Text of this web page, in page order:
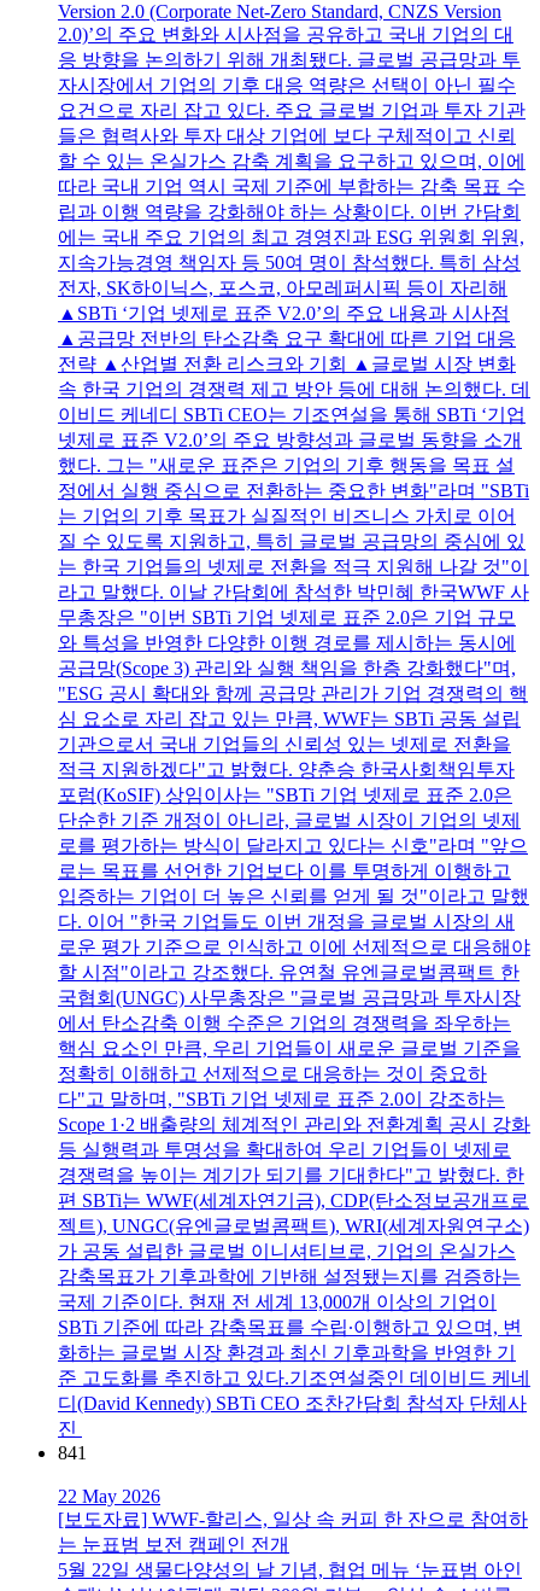
Version 2.0 (Corporate Net-Zero Standard, CNZS Version
2.0)’의 주요 변화와 시사점을 공유하고 국내 기업의 대
응 방향을 논의하기 위해 개최됐다. 글로벌 공급망과 투
자시장에서 기업의 기후 대응 역량은 선택이 아닌 필수
요건으로 자리 잡고 있다. 주요 글로벌 기업과 투자 기관
들은 협력사와 투자 대상 기업에 보다 구체적이고 신뢰
할 수 있는 온실가스 감축 계획을 요구하고 있으며, 이에
따라 국내 기업 역시 국제 기준에 부합하는 감축 목표 수
립과 이행 역량을 강화해야 하는 상황이다. 이번 간담회
에는 국내 주요 기업의 최고 경영진과 ESG 위원회 위원,
지속가능경영 책임자 등 50여 명이 참석했다. 특히 삼성
전자, SK하이닉스, 포스코, 아모레퍼시픽 등이 자리해
▲SBTi ‘기업 넷제로 표준 V2.0’의 주요 내용과 시사점
▲공급망 전반의 탄소감축 요구 확대에 따른 기업 대응
전략 ▲산업별 전환 리스크와 기회 ▲글로벌 시장 변화
속 한국 기업의 경쟁력 제고 방안 등에 대해 논의했다. 데
이비드 케네디 SBTi CEO는 기조연설을 통해 SBTi ‘기업
넷제로 표준 V2.0’의 주요 방향성과 글로벌 동향을 소개
했다. 그는 "새로운 표준은 기업의 기후 행동을 목표 설
정에서 실행 중심으로 전환하는 중요한 변화"라며 "SBTi
는 기업의 기후 목표가 실질적인 비즈니스 가치로 이어
질 수 있도록 지원하고, 특히 글로벌 공급망의 중심에 있
는 한국 기업들의 넷제로 전환을 적극 지원해 나갈 것"이
라고 말했다. 이날 간담회에 참석한 박민혜 한국WWF 사
무총장은 "이번 SBTi 기업 넷제로 표준 2.0은 기업 규모
와 특성을 반영한 다양한 이행 경로를 제시하는 동시에
공급망(Scope 3) 관리와 실행 책임을 한층 강화했다"며,
"ESG 공시 확대와 함께 공급망 관리가 기업 경쟁력의 핵
심 요소로 자리 잡고 있는 만큼, WWF는 SBTi 공동 설립
기관으로서 국내 기업들의 신뢰성 있는 넷제로 전환을
적극 지원하겠다"고 밝혔다. 양춘승 한국사회책임투자
포럼(KoSIF) 상임이사는 "SBTi 기업 넷제로 표준 2.0은
단순한 기준 개정이 아니라, 글로벌 시장이 기업의 넷제
로를 평가하는 방식이 달라지고 있다는 신호"라며 "앞으
로는 목표를 선언한 기업보다 이를 투명하게 이행하고
입증하는 기업이 더 높은 신뢰를 얻게 될 것"이라고 말했
다. 이어 "한국 기업들도 이번 개정을 글로벌 시장의 새
로운 평가 기준으로 인식하고 이에 선제적으로 대응해야
할 시점"이라고 강조했다. 유연철 유엔글로벌콤팩트 한
국협회(UNGC) 사무총장은 "글로벌 공급망과 투자시장
에서 탄소감축 이행 수준은 기업의 경쟁력을 좌우하는
핵심 요소인 만큼, 우리 기업들이 새로운 글로벌 기준을
정확히 이해하고 선제적으로 대응하는 것이 중요하
다"고 말하며, "SBTi 기업 넷제로 표준 2.0이 강조하는
Scope 1·2 배출량의 체계적인 관리와 전환계획 공시 강화
등 실행력과 투명성을 확대하여 우리 기업들이 넷제로
경쟁력을 높이는 계기가 되기를 기대한다"고 밝혔다. 한
편 SBTi는 WWF(세계자연기금), CDP(탄소정보공개프로
젝트), UNGC(유엔글로벌콤팩트), WRI(세계자원연구소)
가 공동 설립한 글로벌 이니셔티브로, 기업의 온실가스
감축목표가 기후과학에 기반해 설정됐는지를 검증하는
국제 기준이다. 현재 전 세계 13,000개 이상의 기업이
SBTi 기준에 따라 감축목표를 수립∙이행하고 있으며, 변
화하는 글로벌 시장 환경과 최신 기후과학을 반영한 기
준 고도화를 추진하고 있다.기조연설중인 데이비드 케네
디(David Kennedy) SBTi CEO 조찬간담회 참석자 단체사
진
841
22 May 2026
[보도자료] WWF-할리스, 일상 속 커피 한 잔으로 참여하
는 눈표범 보전 캠페인 전개
5월 22일 생물다양성의 날 기념, 협업 메뉴 ‘눈표범 아인